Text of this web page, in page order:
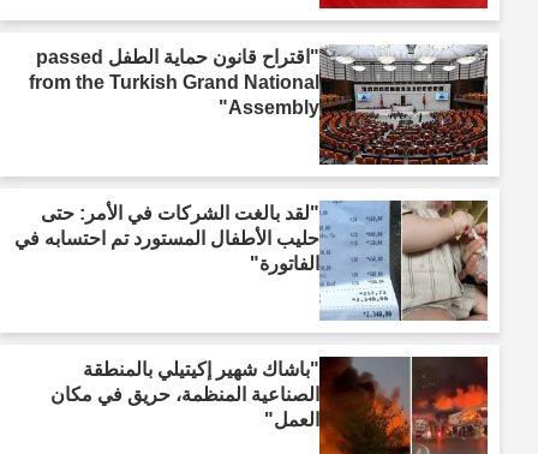
"اقتراح قانون حماية الطفل passed
from the Turkish Grand National
Assembly"
"لقد بالغت الشركات في الأمر: حتى
حليب الأطفال المستورد تم احتسابه في
الفاتورة"
"باشاك شهير إكيتيلي بالمنطقة
الصناعية المنظمة، حريق في مكان
العمل"